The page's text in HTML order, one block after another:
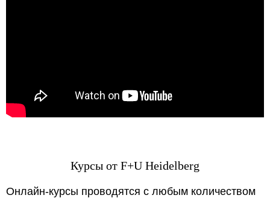
Курсы от F+U Heidelberg
Онлайн-курсы проводятся с любым количеством